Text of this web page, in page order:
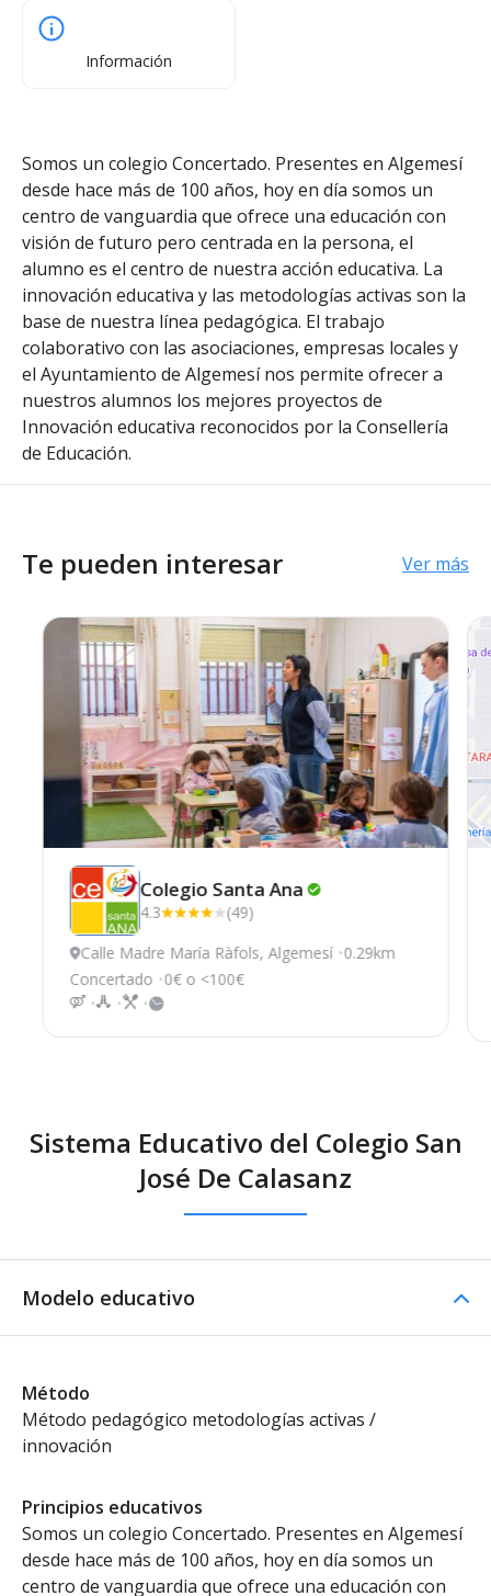
Información
Somos un colegio Concertado. Presentes en Algemesí
desde hace más de 100 años, hoy en día somos un
centro de vanguardia que ofrece una educación con
visión de futuro pero centrada en la persona, el
alumno es el centro de nuestra acción educativa. La
innovación educativa y las metodologías activas son la
base de nuestra línea pedagógica. El trabajo
colaborativo con las asociaciones, empresas locales y
el Ayuntamiento de Algemesí nos permite ofrecer a
nuestros alumnos los mejores proyectos de
Innovación educativa reconocidos por la Consellería
de Educación.
Te pueden interesar Ver más
Colegio SantaAna
4.3
(49)
Calle Madre María Ràfols, Algemesí 0.29km
Concertado 0€ o <100€
Sistema Educativo del Colegio San
José De Calasanz
Modelo educativo
Método
Método pedagógico metodologías activas /
innovación
Principios educativos
Somos un colegio Concertado. Presentes en Algemesí
desde hace más de 100 años, hoy en día somos un
centro de vanguardia que ofrece una educación con